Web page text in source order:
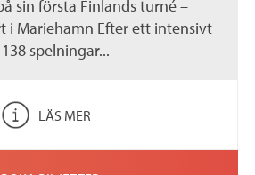
sin första Finlands turné –
i Mariehamn Efter ett intensivt
spelningar...
LÄS MER